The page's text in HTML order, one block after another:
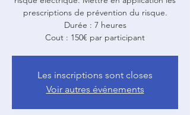
prescriptions de prévention du risque.
Durée : 7 heures
Cout : 150€ par participant
Les inscriptions sont closes
Voir autres événements